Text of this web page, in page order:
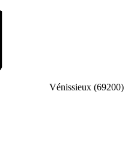
Vénissieux (69200)